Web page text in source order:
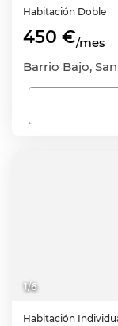
Habitación Doble
450 €/mes
Barrio Bajo,
1/6
Habitación